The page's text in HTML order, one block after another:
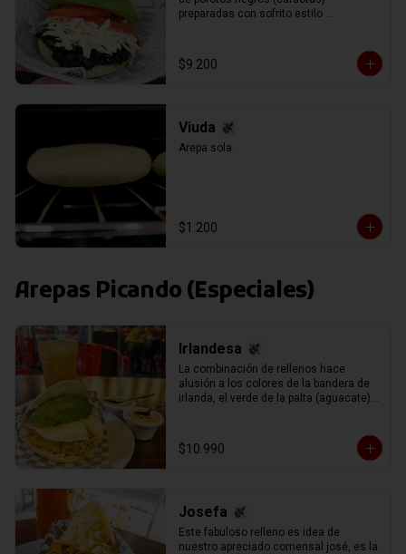
preparadas con sofrito estilo
$9.200
Viuda
Arepa sola.
$1.200
Arepas Picando (Especiales)
Irlandesa
La combinación de rellenos hace
alusión a los colores de la bandera de
irlanda, el verde de la palta (aguacate)
(pechuga de pollo sazonado en su
caldo y mechado, separado en hebras
$10.990
Josefa
Este fabuloso relleno es idea de
nuestro apreciado comensal josé, es la